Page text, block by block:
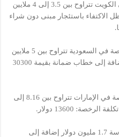
كُلفة تأسيس مدرسة خاصة في الكويت تتراوح بين 3.5 إلى 4 ملايين
الاكتفاء باستئجار مبنى دون شراء
كُلفة إنشاء مؤسسة تعليمية خاصة في السعودية تتراوح بين 5 ملايين
دولار حتى 10 ملايين دولار بالإضافة إلى خطاب ضمانة بقيمة 30300
كلفة إنشاء مشروع مدرسة خاصة في الإمارات تتراوح بين 8.16 إلى
في سوريا تقدر كلفة بناء المدرسة 1.7 مليون دولار إضافة إلى